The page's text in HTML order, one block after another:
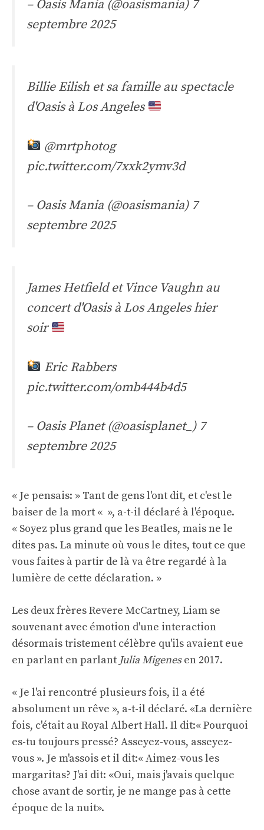
– Oasis Mania (@oasismania) 7
septembre 2025
Billie Eilish et sa famille au spectacle
d'Oasis à Los Angeles
@mrtphotog
pic.twitter.com/7xxk2ymv3d
– Oasis Mania (@oasismania) 7
septembre 2025
James Hetfield et Vince Vaughn au
concert d'Oasis à Los Angeles hier
soir
Eric Rabbers
pic.twitter.com/omb444b4d5
– Oasis Planet (@oasisplanet_) 7
septembre 2025
« Je pensais: » Tant de gens l'ont dit, et c'est le
baiser de la mort « », a-t-il déclaré à l'époque.
« Soyez plus grand que les Beatles, mais ne le
dites pas. La minute où vous le dites, tout ce que
vous faites à partir de là va être regardé à la
lumière de cette déclaration. »
Les deux frères Revere McCartney, Liam se
souvenant avec émotion d'une interaction
désormais tristement célèbre qu'ils avaient eue
en parlant en parlant Julia Migenesen 2017.
« Je l'ai rencontré plusieurs fois, il a été
absolument un rêve », a-t-il déclaré. «La dernière
fois, c'était au Royal Albert Hall. Il dit:« Pourquoi
es-tu toujours pressé? Asseyez-vous, asseyez-
vous ». Je m'assois et il dit:« Aimez-vous les
margaritas? J'ai dit: «Oui, mais j'avais quelque
chose avant de sortir, je ne mange pas à cette
époque de la nuit».